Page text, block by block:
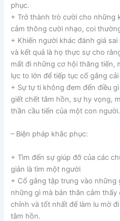
phục.
+ Trở thành trò cười cho những
cảm thông cười nhạo, coi
+ Khiến người khác đánh giá
và kết quả là họ thực sự cho
mất đi những cơ hội thăng tiến,
lực to lớn để tiếp tục cố gắng
+ Sự tự ti không đem đến điều
giết chết tâm hồn, sự hy vọng,
thần cầu tiến của một con người.
– Biện pháp khắc phục:
+ Tìm đến sự giúp đỡ của các
giản là tìm một người
+ Cố gắng tập trung vào những
những gì mà bản thân cảm
chỉnh và tốt nhất để làm lu mờ
tâm hồn.